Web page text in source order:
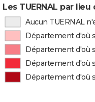
Les TUERNAL par
Aucun TUERNAL
Département d'où
Département d'où
Département d'où
Département d'où